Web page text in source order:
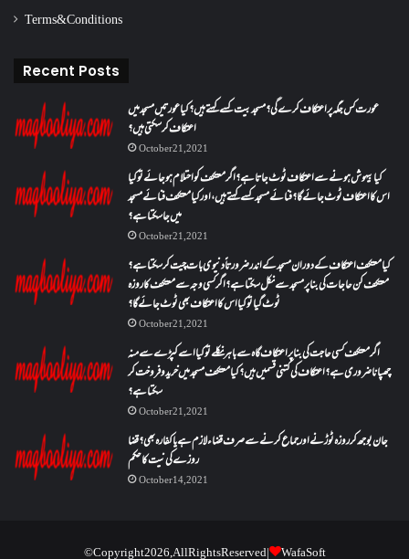
Terms & Conditions
Recent Posts
عورت کس جگہ پر اعتکاف کرے گی؟مسجد بیت کسے کہتے ہیں؟کیا عورتیں مسجد میں
اعتکاف کر سکتی ہیں؟
October 21, 2021
کیا بیہوش ہونے سے اعتکاف ٹوٹ جاتا ہے؟ اگر معتکف کو احتلام ہو جائے تو کیا
اس کا اعتکاف ٹوٹ جائے گا؟فنائے مسجد کسے کہتے ہیں ، اور کیا معتکف فنائے مسجد
میں جا سکتا ہے؟
October 21, 2021
کیا معتکف اعتکاف کے دوران مسجد کے اندر ضرورتاً دنیوی بات چیت کر سکتا ہے؟
معتکف کن حاجات کی بنا پر مسجد سے نکل سکتا ہے؟ اگر کسی وجہ سے معتکف کا روزہ
ٹوٹ گیا تو کیا اس کا اعتکاف بھی ٹوٹ جائے گا؟
October 21, 2021
اگر معتکف کسی حاجت کی بنا پر اعتکاف گاہ سے باہر نکلے تو کیا اسے کپڑے سے منہ
چھپانا ضروری ہے؟اعتکاف کی کتنی قسمیں ہیں؟کیا معتکف مسجد میں خرید و فروخت کر
سکتا ہے؟
October 21, 2021
جان بوجھ کر روزہ ٹوڑنے اور جماع کرنے سے صرف قضاء لازم ہے یا کفارہ بھی؟ قضا
روزے کی نیت کا حکم
October 14, 2021
© Copyright 2026, All Rights Reserved | WafaSoft